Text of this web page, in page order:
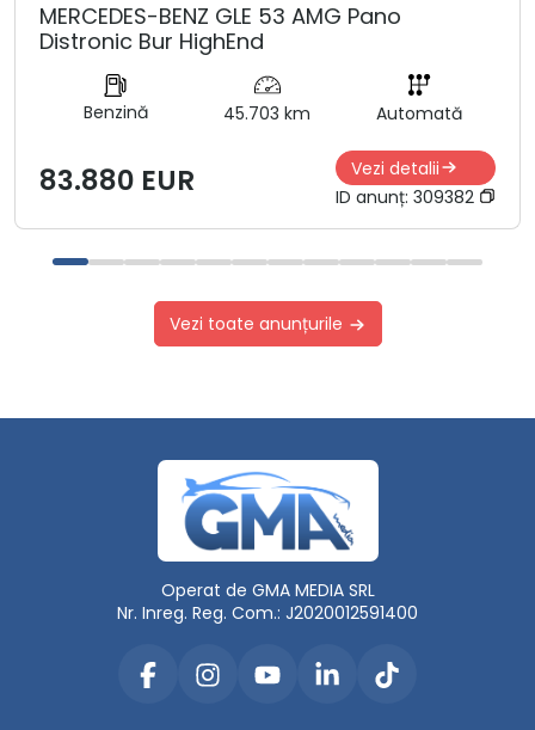
MERCEDES-BENZ GLE 53 AMG Pano
Distronic Bur HighEnd
Benzină 45.703 km Automată
83.880 EUR
Vezi detalii
ID anunț: 309382
Vezi toate anunțurile
Operat de GMA MEDIA SRL
Nr. Inreg. Reg. Com.: J2020012591400